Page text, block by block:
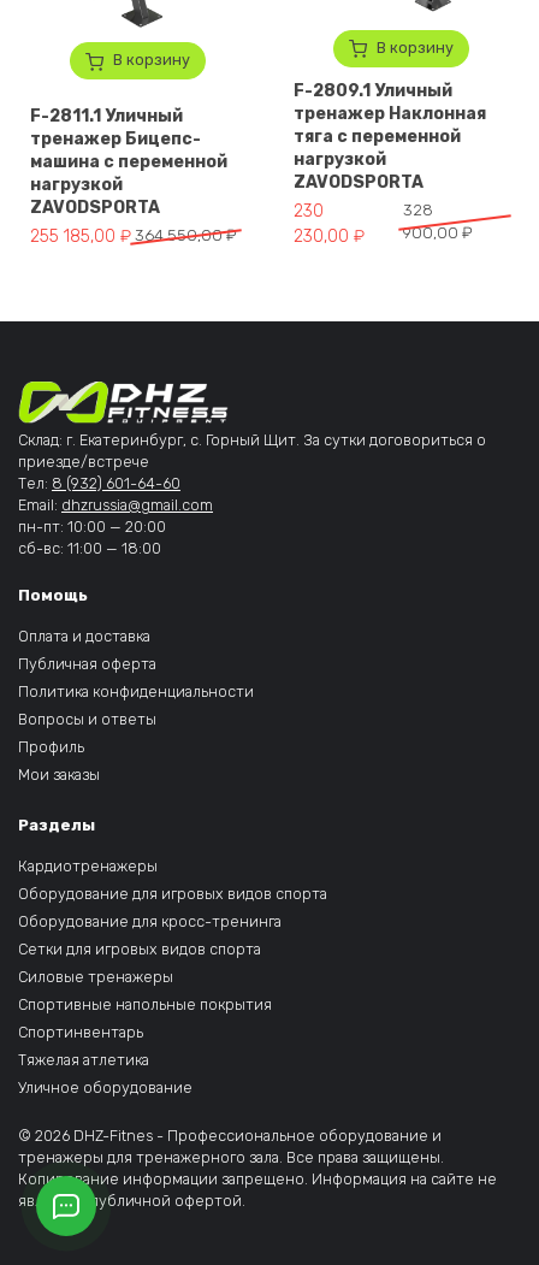
В корзину
F-2811.1 Уличный
тренажер Бицепс-
машина с переменной
нагрузкой
ZAVODSPORTA
364 550,00₽
Первоначальная цена составляла 364 550,00 ₽.
255 185,00 ₽
Текущая цена: 255 185,00 ₽.
В корзину
F-2809.1 Уличный
тренажер Наклонная
тяга с переменной
нагрузкой
ZAVODSPORTA
328
900,00 ₽
Первоначальная цена
230
230,00 ₽
Текущая цена: 230 230,00 ₽.
Склад: г. Екатеринбург, с. Горный Щит. За сутки договориться о
приезде/встрече
Тел: 8 (932) 601-64-60
Email: dhzrussia@gmail.com
пн-пт: 10:00 — 20:00
сб-вс: 11:00 — 18:00
Помощь
Оплата и доставка
Публичная оферта
Политика конфиденциальности
Вопросы и ответы
Профиль
Мои заказы
Разделы
Кардиотренажеры
Оборудование для игровых видов спорта
Оборудование для кросс-тренинга
Сетки для игровых видов спорта
Силовые тренажеры
Спортивные напольные покрытия
Спортинвентарь
Тяжелая атлетика
Уличное оборудование
© 2026 DHZ-Fitnes - Профессиональное оборудование и
тренажеры для тренажерного зала. Все права защищены.
Копирование информации запрещено. Информация на сайте не
является публичной офертой.